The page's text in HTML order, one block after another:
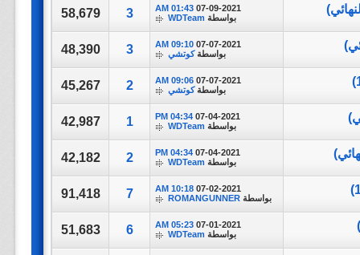
07-09-2021
01:43 AM
بواسطة WDTeam
3
58,679
07-07-2021
09:10 AM
بواسطةكوتشي 3
48,390
07-07-2021
09:06 AM
بواسطةكوتشي 2
45,267
07-04-2021
04:34 PM
بواسطة WDTeam
1
42,987
07-04-2021
04:34 PM
بواسطة WDTeam
2
42,182
07-02-2021
10:18 AM
بواسطة ROMANGUNNER
7
91,418
07-01-2021
05:23 AM
بواسطة WDTeam
6
51,683